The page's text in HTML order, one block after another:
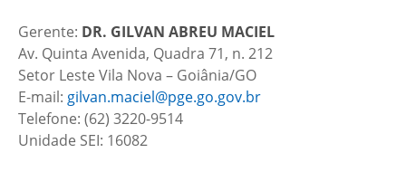
Gerente: DR. GILVAN ABREU MACIEL
Av. Quinta Avenida, Quadra 71, n. 212
Setor Leste Vila Nova – Goiânia/GO
E-mail: gilvan.maciel@pge.go.gov.br
Telefone: (62) 3220-9514
Unidade SEI: 16082